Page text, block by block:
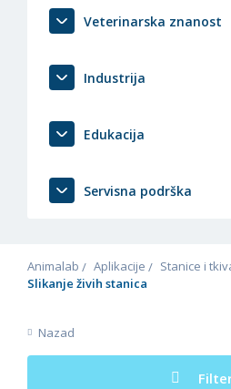
Veterinarska znanost
Industrija
Edukacija
Servisna podrška
Animalab Aplikacije
Stanice i
Slikanje živih stanica
Nazad